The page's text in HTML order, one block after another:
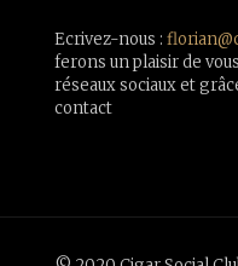
Ecrivez-nous :
ferons un plaisir de
réseaux sociaux et
contact